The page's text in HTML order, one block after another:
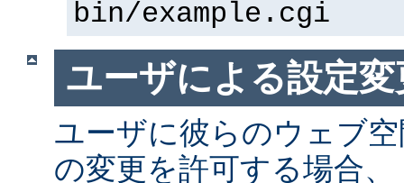
bin/example.cgi
ユーザによる設定
ユーザに彼らのウェブ
の変更を許可する場合